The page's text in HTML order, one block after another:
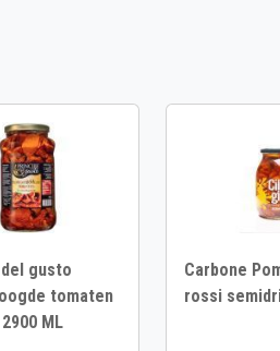
gusto
tomaten
ML
Carbone
rossi